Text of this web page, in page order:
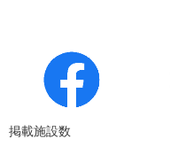
掲載施設数